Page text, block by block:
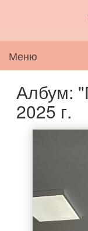
Меню
Албум:
2025 г.